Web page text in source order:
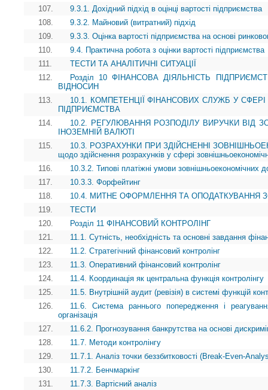
107.
9.3.1. Дохідний підхід в оцінці вартості підприємства
108.
9.3.2. Майновий (витратний) підхід
109.
9.3.3. Оцінка вартості підприємства на основі
110.
9.4. Практична робота з оцінки вартості підприємства
111.
ТЕСТИ ТА АНАЛІТИЧНІ СИТУАЦІЇ
112.
Розділ 10 ФІНАНСОВА ДІЯЛЬНІСТЬ
ВІДНОСИН
113.
10.1. КОМПЕТЕНЦІЇ ФІНАНСОВИХ СЛУЖБ У
ПІДПРИЄМСТВА
114.
10.2. РЕГУЛЮВАННЯ РОЗПОДІЛУ ВИРУЧКИ ВІД
ІНОЗЕМНІЙ ВАЛЮТІ
115.
10.3. РОЗРАХУНКИ ПРИ ЗДІЙСНЕННІ
щодо здійснення розрахунків у сфері
116.
10.3.2. Типові платіжні умови зовнішньоекономічних
117.
10.3.3. Форфейтинг
118.
10.4. МИТНЕ ОФОРМЛЕННЯ ТА ОПОДАТКУВАННЯ
119.
ТЕСТИ
120.
Розділ 11 ФІНАНСОВИЙ КОНТРОЛІНГ
121.
11.1. Сутність, необхідність та основні завдання
122.
11.2. Стратегічний фінансовий контролінг
123.
11.3. Оперативний фінансовий контролінг
124.
11.4. Координація як центральна функція контролінгу
125.
11.5. Внутрішній аудит (ревізія) в системі функцій
126.
11.6. Система раннього попередження і
організація
127.
11.6.2. Прогнозування банкрутства на основі
128.
11.7. Методи контролінгу
129.
11.7.1. Аналіз точки беззбитковості (Break-Even-
130.
11.7.2. Бенчмаркінг
131.
11.7.3. Вартісний аналіз